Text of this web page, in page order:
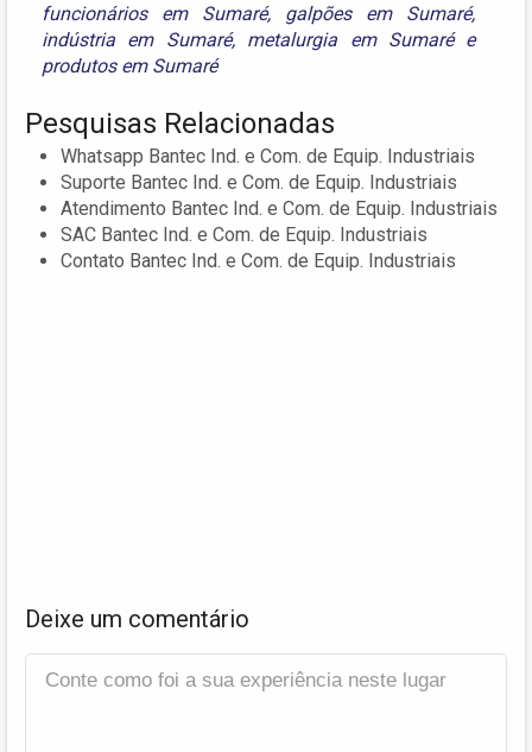
funcionários em Sumaré, galpões em Sumaré,
indústria em Sumaré, metalurgia em Sumarée
produtos em Sumaré
Pesquisas Relacionadas
Whatsapp Bantec Ind. e Com. de Equip. Industriais
Suporte Bantec Ind. e Com. de Equip. Industriais
Atendimento Bantec Ind. e Com. de Equip. Industriais
SAC Bantec Ind. e Com. de Equip. Industriais
Contato Bantec Ind. e Com. de Equip. Industriais
Deixe um comentário